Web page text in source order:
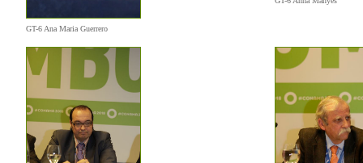
GT-6 Ana Maria Guerrero